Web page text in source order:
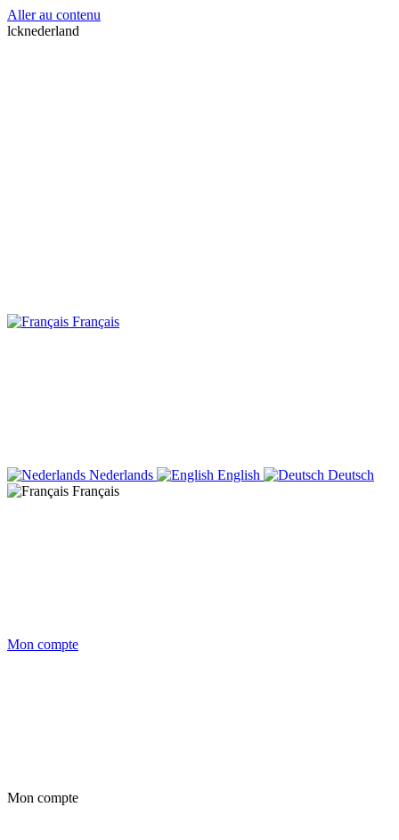
Aller au contenu
lcknederland
Français
Nederlands English
Deutsch
Français
Mon compte
Mon compte